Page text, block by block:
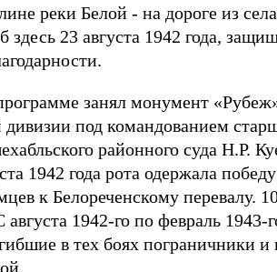
реки Белой - на дороге из
здесь 23 августа 1942 года,
занял монумент
дивизии под командованием
районного суда Н.Р.
1942 года рота одержала
к Белореченскому перевалу.
августа 1942-го по февраль
в тех боях пограничники